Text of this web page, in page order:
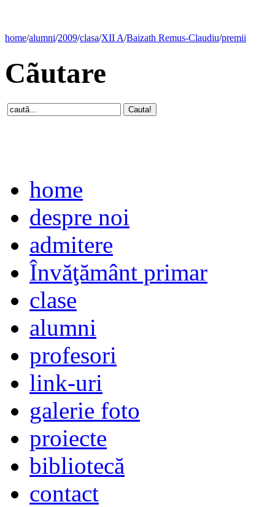
home/alumni/2009/clasa/XII A/Baizath Remus-Claudiu/premii
Cãutare
home
despre noi
admitere
Învăţământ primar
clase
alumni
profesori
link-uri
galerie foto
proiecte
bibliotecă
contact